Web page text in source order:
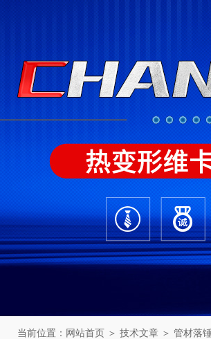
当前位置： 网站首页 ＞ 技术文章 ＞ 管材落